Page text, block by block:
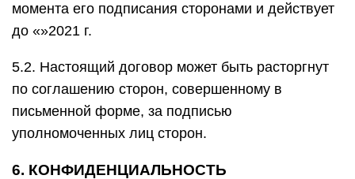
момента его подписания сторонами и действует
до «»2021 г.
5.2. Настоящий договор может быть расторгнут
по соглашению сторон, совершенному в
письменной форме, за подписью
уполномоченных лиц сторон.
6. КОНФИДЕНЦИАЛЬНОСТЬ